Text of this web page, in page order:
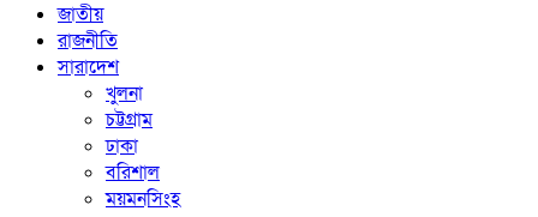
জাতীয়
রাজনীতি
সারাদেশ
খুলনা
চট্টগ্রাম
ঢাকা
বরিশাল
ময়মনসিংহ